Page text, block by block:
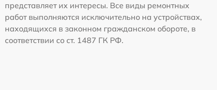
представляет их интересы. Все виды ремонтных
работ выполняются исключительно на устройствах,
находящихся в законном гражданском обороте, в
соответствии со ст. 1487 ГК РФ.